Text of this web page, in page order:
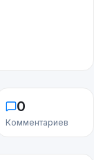
0
Комментариев